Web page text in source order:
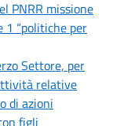
PNRR missione
1 “politiche per
Settore, per
relative
di azioni
figli